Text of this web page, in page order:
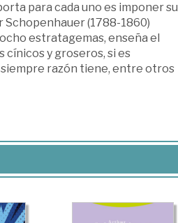
para cada uno es imponer su
(1788-1860)
estratagemas, enseña el
cínicos y groseros, si es
razón tiene, entre otros